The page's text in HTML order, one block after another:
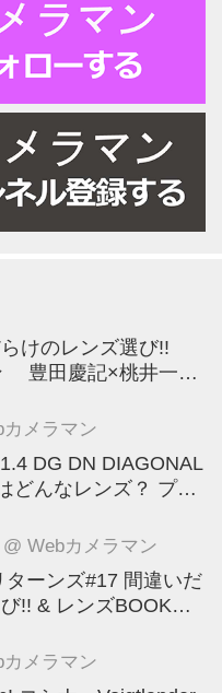
けのレンズ選び!!
豊田慶記×桃井一至
カメラマン
DG DN DIAGONAL
どんなレンズ？ プロ
@ Webカメラマン
ターンズ#17 間違いだ
!! & レンズBOOK
カメラマン